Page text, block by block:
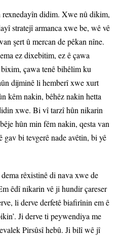
rexnedayîn didim. Xwe nû dikim,
stratejî armanca xwe be, wê vê
şert û mercan de pêkan nîne.
ez dixebitim, ez ê çawa
çawa tenê bihêlim ku
dijminê li hemberî xwe xurt
kêm nakin, bêhêz nakin hetta
xwe. Bi vî tarzî hûn nikarin
hûn min fêm nakin, qesta van
bi tevgerê nade avêtin, bi yê
rêxistinê di nava xwe de
êdî nikarin vê ji hundir çareser
li derve derfetê biafirînin em ê
Ji derve ti peywendiya me
Pirsûsî hebû. Ji bilî wê jî